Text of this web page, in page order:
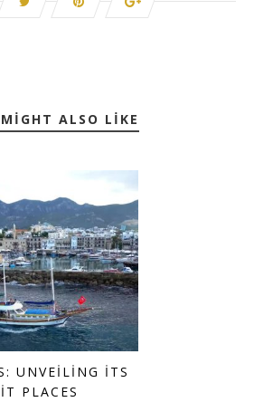
ALSO LIKE
UNVEILING ITS
PLACES